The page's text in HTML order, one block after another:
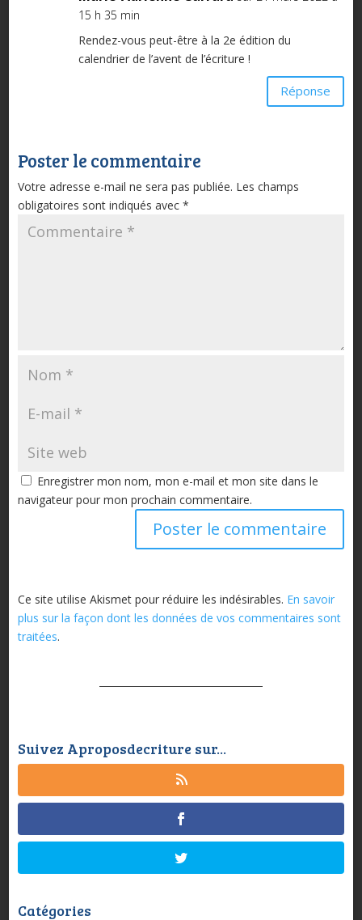
15 h 35 min
Rendez-vous peut-être à la 2e édition du
calendrier de l’avent de l’écriture !
Réponse
Poster le commentaire
Votre adresse e-mail ne sera pas publiée. Les champs
obligatoires sont indiqués avec *
Enregistrer mon nom, mon e-mail et mon site dans le
navigateur pour mon prochain commentaire.
Ce site utilise Akismet pour réduire les indésirables. En savoir
plus sur la façon dont les données de vos commentaires sont
traitées.
Suivez Aproposdecriture sur...
Catégories